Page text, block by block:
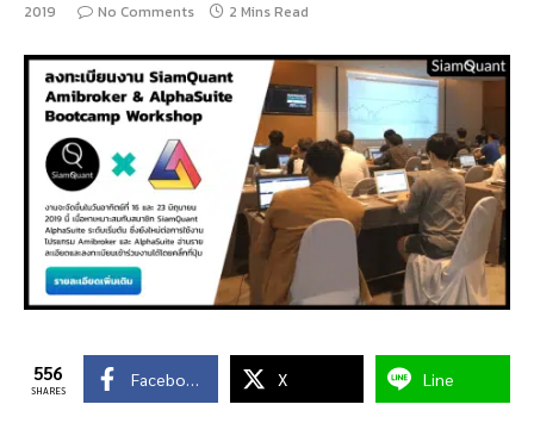
2019
No Comments 2 Mins Read
556
SHARES
Facebook X Line